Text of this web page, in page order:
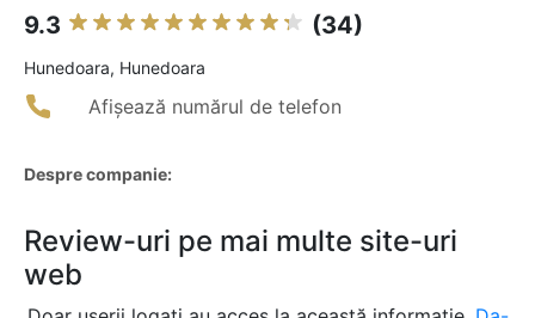
9.3 (34)
Hunedoara, Hunedoara
Afișează numărul de telefon
Despre companie:
Review-uri pe mai multe site-uri
web